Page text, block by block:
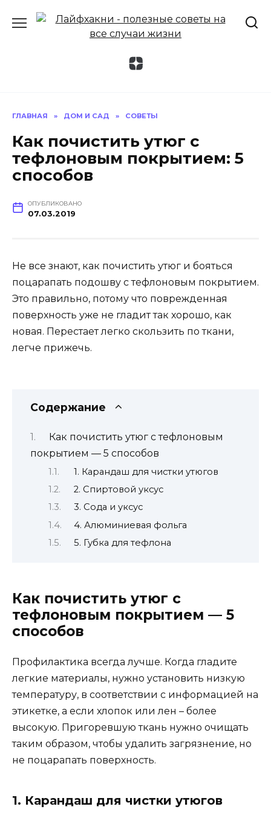
ГЛАВНАЯ » ДОМ И САД » СОВЕТЫ
Как почистить утюг с
тефлоновым покрытием: 5
способов
ОПУБЛИКОВАНО
07.03.2019
Не все знают, как почистить утюг и бояться
поцарапать подошву с тефлоновым покрытием.
Это правильно, потому что поврежденная
поверхность уже не гладит так хорошо, как
новая. Перестает легко скользить по ткани,
легче прижечь.
Содержание
Как почистить утюг с тефлоновым
покрытием — 5 способов
1. Карандаш для чистки утюгов
2. Спиртовой уксус
3. Сода и уксус
4. Алюминиевая фольга
5. Губка для тефлона
Как почистить утюг с
тефлоновым покрытием — 5
способов
Профилактика всегда лучше. Когда гладите
легкие материалы, нужно установить низкую
температуру, в соответствии с информацией на
этикетке, а если хлопок или лен – более
высокую. Пригоревшую ткань нужно очищать
таким образом, чтобы удалить загрязнение, но
не поцарапать поверхность.
1. Карандаш для чистки утюгов